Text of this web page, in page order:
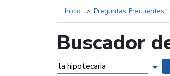
Inicio Preguntas Frecuentes
Buscador
Palabras...